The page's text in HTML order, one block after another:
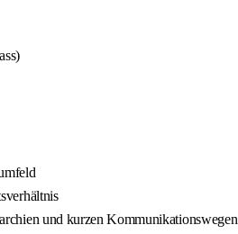
und kurzen Kommunikationswegen